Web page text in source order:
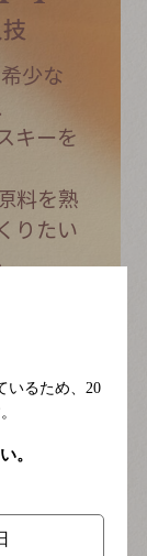
少な
キーを
料を熟
りたい
るため、 20
。